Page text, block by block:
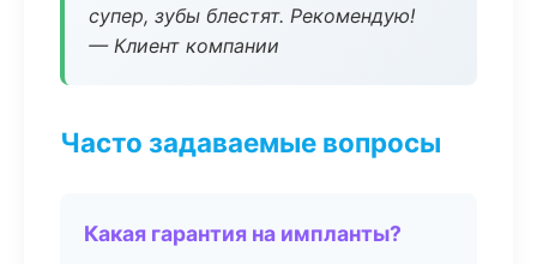
супер, зубы блестят. Рекомендую!
— Клиент компании
Часто задаваемые вопросы
Какая гарантия на импланты?